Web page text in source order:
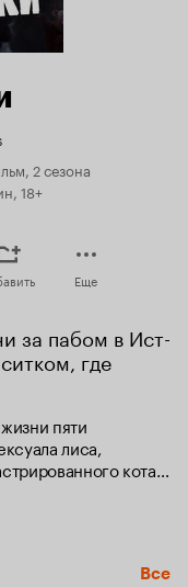
2 сезона
18+
Еще
за пабом в Ист-
где
пяти
лиса,
кота,
социопата.
Все